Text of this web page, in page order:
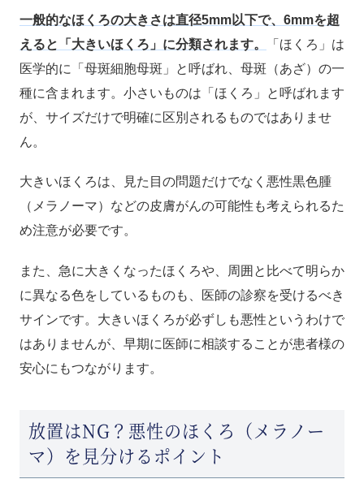
一般的なほくろの大きさは直径5mm以下で、6mmを超
えると「大きいほくろ」に分類されます。
「ほくろ」は
医学的に「母斑細胞母斑」と呼ばれ、母斑（あざ）の一
種に含まれます。小さいものは「ほくろ」と呼ばれます
が、サイズだけで明確に区別されるものではありませ
ん。
大きいほくろは、見た目の問題だけでなく悪性黒色腫
（メラノーマ）などの皮膚がんの可能性も考えられるた
め注意が必要です。
また、急に大きくなったほくろや、周囲と比べて明らか
に異なる色をしているものも、医師の診察を受けるべき
サインです。大きいほくろが必ずしも悪性というわけで
はありませんが、早期に医師に相談することが患者様の
安心にもつながります。
放置はNG？悪性のほくろ（メラノー
マ）を見分けるポイント